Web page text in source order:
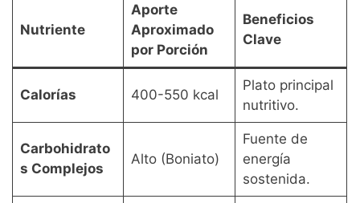
Nutriente
Aporte
Aproximado
por Porción
Beneficios
Clave
Calorías 400-550 kcal
Plato principal
nutritivo.
Carbohidrato
s Complejos
Alto (Boniato)
Fuente de
energía
sostenida.